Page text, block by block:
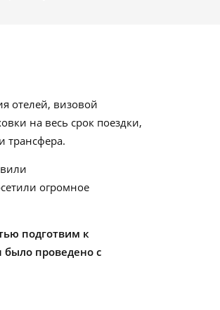
отелей, визовой
на весь срок поездки,
трансфера.
огромное
подготвим к
проведено с